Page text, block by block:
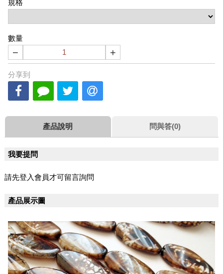
規格
數量
− +
分享到
產品說明 問與答(0)
我要提問
請先登入會員才可留言詢問
產品展示圖